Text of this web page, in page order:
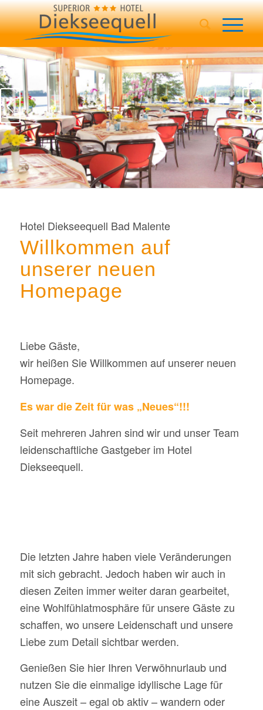
Weiter
Hotel Diekseequell Bad Malente
Willkommen auf
unserer neuen
Homepage
Liebe Gäste,
wir heißen Sie Willkommen auf unserer neuen
Homepage.
Es war die Zeit für was „Neues“!!!
Seit mehreren Jahren sind wir und unser Team
leidenschaftliche Gastgeber im Hotel
Diekseequell.
Die letzten Jahre haben viele Veränderungen
mit sich gebracht. Jedoch haben wir auch in
diesen Zeiten immer weiter daran gearbeitet,
eine Wohlfühlatmosphäre für unsere Gäste zu
schaffen, wo unsere Leidenschaft und unsere
Liebe zum Detail sichtbar werden.
Genießen Sie hier Ihren Verwöhnurlaub und
nutzen Sie die einmalige idyllische Lage für
eine Auszeit – egal ob aktiv – wandern oder